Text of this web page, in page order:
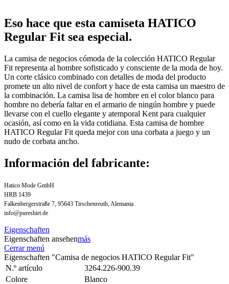
Eso hace que esta camiseta HATICO
Regular Fit sea especial.
La camisa de negocios cómoda de la colección HATICO Regular
Fit representa al hombre sofisticado y consciente de la moda de hoy.
Un corte clásico combinado con detalles de moda del producto
promete un alto nivel de confort y hace de esta camisa un maestro de
la combinación. La camisa lisa de hombre en el color blanco para
hombre no debería faltar en el armario de ningún hombre y puede
llevarse con el cuello elegante y atemporal Kent para cualquier
ocasión, así como en la vida cotidiana. Esta camisa de hombre
HATICO Regular Fit queda mejor con una corbata a juego y un
nudo de corbata ancho.
Información del fabricante:
Hatico Mode GmbH
HRB 1439
Falkenbergerstraße 7, 95643 Tirschenreuth, Alemania
info@pureshirt.de
Eigenschaften
Eigenschaften ansehenmás
Cerrar menú
Eigenschaften "Camisa de negocios HATICO Regular Fit"
N.º artículo
3264.226-900.39
Colore
Blanco